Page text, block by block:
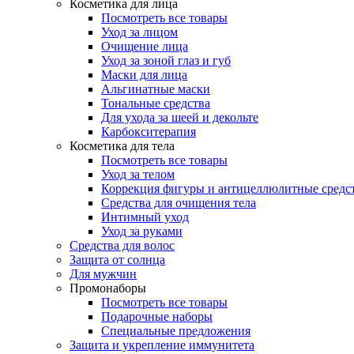
Косметика для лица
Посмотреть все товары
Уход за лицом
Очищение лица
Уход за зоной глаз и губ
Маски для лица
Альгинатные маски
Тональные средства
Для ухода за шеей и декольте
Карбокситерапия
Косметика для тела
Посмотреть все товары
Уход за телом
Коррекция фигуры и антицеллюлитные
Средства для очищения тела
Интимный уход
Уход за руками
Средства для волос
Защита от солнца
Для мужчин
Промонаборы
Посмотреть все товары
Подарочные наборы
Специальные предложения
Защита и укрепление иммунитета